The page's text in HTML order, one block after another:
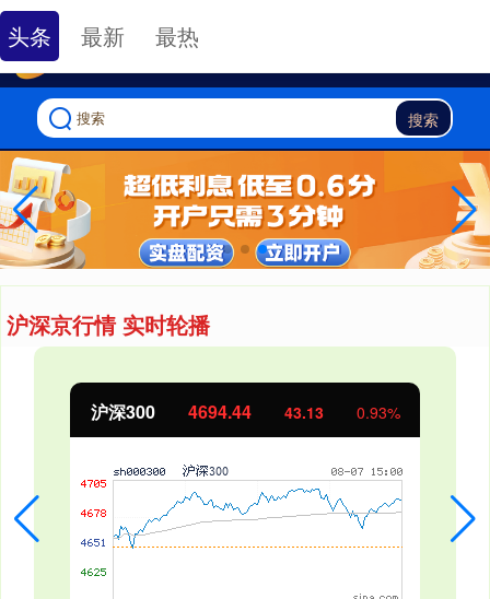
-->
搜索
沪深京行情 实时轮播
北证50 1134.24 11.37 1.01%
头条 最新 最热